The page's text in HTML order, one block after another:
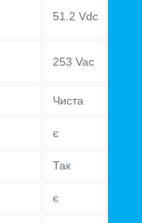
51.2 Vdc
253 Vac
Чиста
є
Так
є